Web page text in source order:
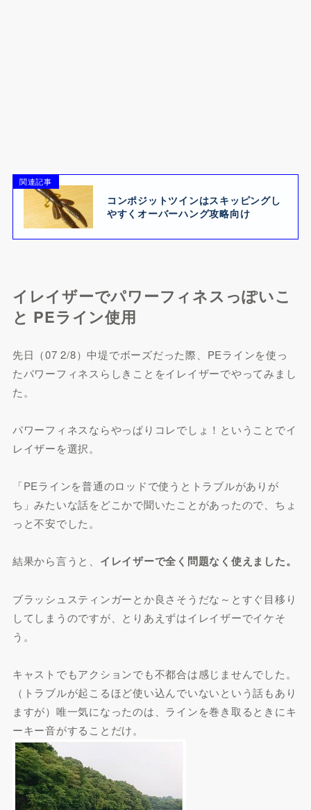
関連記事
コンポジットツインはスキッピングし
やすくオーバーハング攻略向け
イレイザーでパワーフィネスっぽいこ
と PEライン使用
先日（07 2/8）中堤でボーズだった際、PEラインを使っ
たパワーフィネスらしきことをイレイザーでやってみまし
た。
パワーフィネスならやっぱりコレでしょ！ということでイ
レイザーを選択。
「PEラインを普通のロッドで使うとトラブルがありが
ち」みたいな話をどこかで聞いたことがあったので、ちょ
っと不安でした。
結果から言うと、 イレイザーで全く問題なく使えました。
ブラッシュスティンガーとか良さそうだな～とすぐ目移り
してしまうのですが、とりあえずはイレイザーでイケそ
う。
キャストでもアクションでも不都合は感じませんでした。
（トラブルが起こるほど使い込んでいないという話もあり
ますが）唯一気になったのは、ラインを巻き取るときにキ
ーキー音がすることだけ。